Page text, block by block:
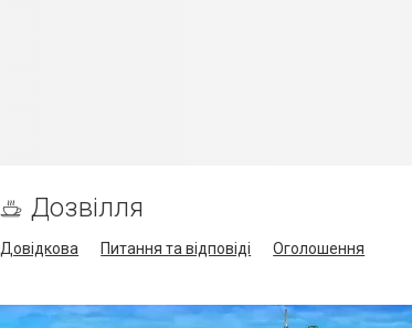
Дозвілля
Довідкова Питання та відповіді
Оголошення